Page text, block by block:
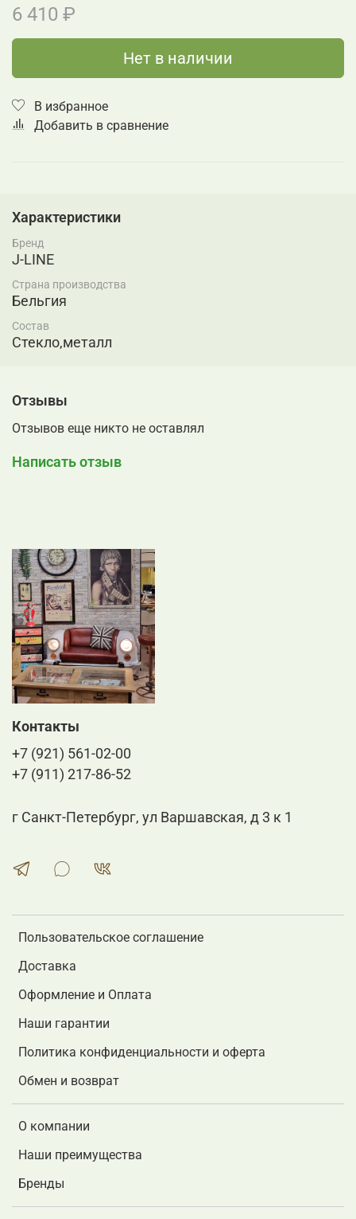
6 410 ₽
Нет в наличии
В избранное
Добавить в сравнение
Характеристики
Бренд
J-LINE
Страна производства
Бельгия
Состав
Стекло,металл
Отзывы
Отзывов еще никто не оставлял
Написать отзыв
Пользовательское соглашение
Доставка
Оформление и Оплата
Наши гарантии
Политика конфиденциальности и оферта
Обмен и возврат
О компании
Наши преимущества
Бренды
Контакты
+7 (921) 561-02-00
+7 (911) 217-86-52
г Санкт-Петербург, ул Варшавская, д 3 к 1